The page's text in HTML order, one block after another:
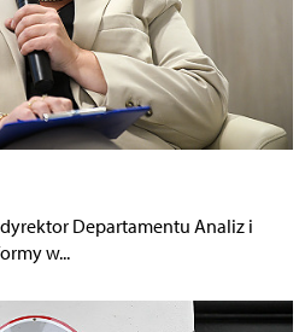
Departamentu Analiz i
w...